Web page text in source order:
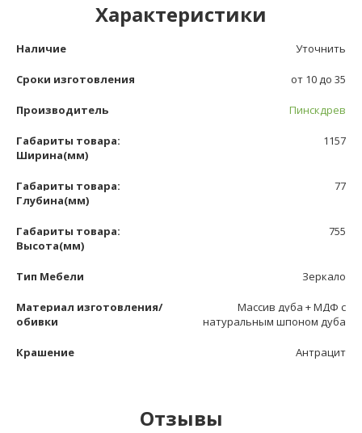
Характеристики
Наличие Уточнить
Сроки изготовления от 10 до 35
Производитель Пинскдрев
Габариты товара:
Ширина(мм)
1157
Габариты товара:
Глубина(мм)
77
Габариты товара:
Высота(мм)
755
Тип Мебели Зеркало
Материал изготовления/
обивки
Массив дуба + МДФ с
натуральным шпоном дуба
Крашение Антрацит
Отзывы